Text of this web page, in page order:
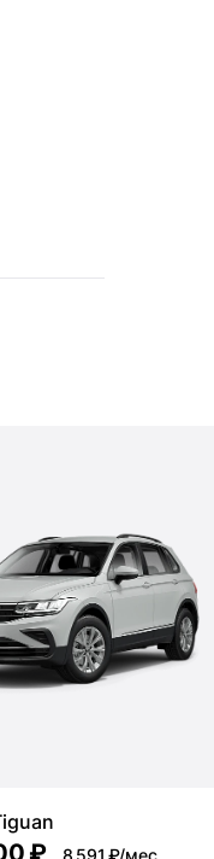
₽ 8 591 ₽/мес.